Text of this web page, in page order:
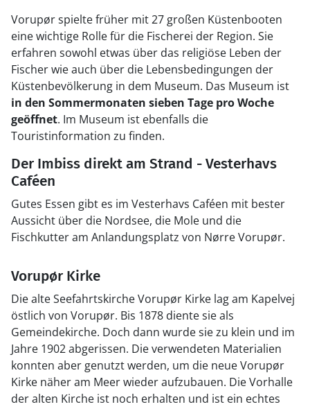
Vorupør spielte früher mit 27 großen Küstenbooten
eine wichtige Rolle für die Fischerei der Region. Sie
erfahren sowohl etwas über das religiöse Leben der
Fischer wie auch über die Lebensbedingungen der
Küstenbevölkerung in dem Museum. Das Museum ist
in den Sommermonaten sieben Tage pro Woche
geöffnet. Im Museum ist ebenfalls die
Touristinformation zu finden.
Der Imbiss direkt am Strand - Vesterhavs
Caféen
Gutes Essen gibt es im Vesterhavs Caféen mit bester
Aussicht über die Nordsee, die Mole und die
Fischkutter am Anlandungsplatz von Nørre Vorupør.
Vorupør Kirke
Die alte Seefahrtskirche Vorupør Kirke lag am Kapelvej
östlich von Vorupør. Bis 1878 diente sie als
Gemeindekirche. Doch dann wurde sie zu klein und im
Jahre 1902 abgerissen. Die verwendeten Materialien
konnten aber genutzt werden, um die neue Vorupør
Kirke näher am Meer wieder aufzubauen. Die Vorhalle
der alten Kirche ist noch erhalten und ist ein echtes